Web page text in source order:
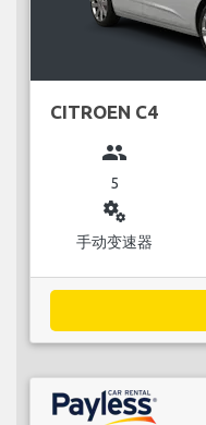
CITROEN C4
group
5
miscellaneous_services
手动变速器